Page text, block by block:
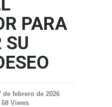
PARA
SU
de febrero de 2026
68 Views